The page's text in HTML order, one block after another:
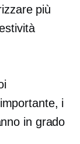
più
i
in grado